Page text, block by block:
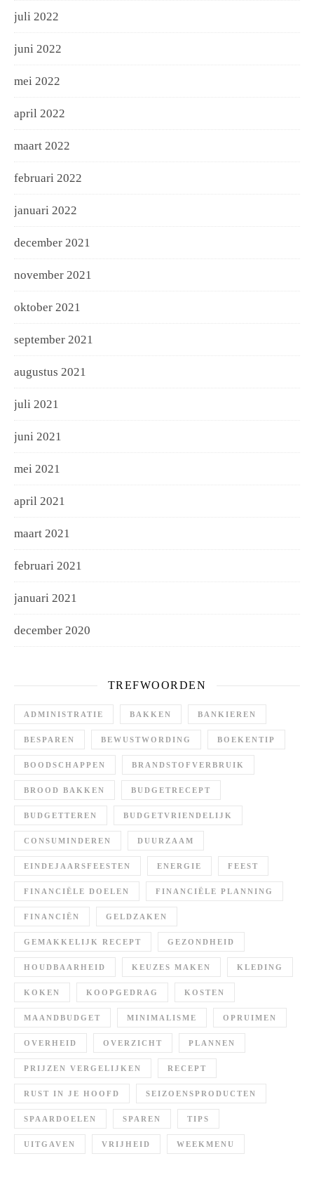
juli 2022
juni 2022
mei 2022
april 2022
maart 2022
februari 2022
januari 2022
december 2021
november 2021
oktober 2021
september 2021
augustus 2021
juli 2021
juni 2021
mei 2021
april 2021
maart 2021
februari 2021
januari 2021
december 2020
TREFWOORDEN
ADMINISTRATIE BAKKEN BANKIEREN
BESPAREN BEWUSTWORDING BOEKENTIP
BOODSCHAPPEN BRANDSTOFVERBRUIK
BROOD BAKKEN BUDGETRECEPT
BUDGETTEREN BUDGETVRIENDELIJK
CONSUMINDEREN DUURZAAM
EINDEJAARSFEESTEN ENERGIE FEEST
FINANCIËLE DOELEN FINANCIËLE PLANNING
FINANCIËN GELDZAKEN
GEMAKKELIJK RECEPT GEZONDHEID
HOUDBAARHEID KEUZES MAKEN KLEDING
KOKEN KOOPGEDRAG KOSTEN
MAANDBUDGET MINIMALISME OPRUIMEN
OVERHEID OVERZICHT PLANNEN
PRIJZEN VERGELIJKEN RECEPT
RUST IN JE HOOFD SEIZOENSPRODUCTEN
SPAARDOELEN SPAREN TIPS
UITGAVEN VRIJHEID WEEKMENU